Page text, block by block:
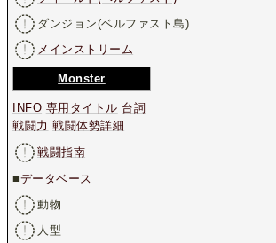
ダンジョン(ベルファスト島)
メインストリーム
Monster
INFO 専用タイトル 台詞
戦闘力 戦闘体勢詳細
戦闘指南
■データベース
動物
人型